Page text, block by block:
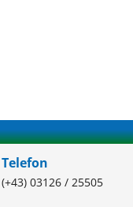
Telefon
(+43) 03126 / 25505